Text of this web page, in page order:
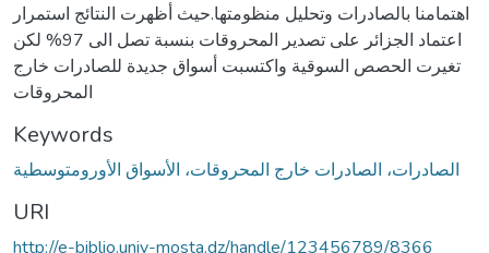
اهتمامنا بالصادرات وتحليل منظومتها.حيث أظهرت النتائج استمرار
اعتماد الجزائر على تصدير المحروقات بنسبة تصل الى 97% لكن
تغيرت الحصص السوقية واكتسبت أسواق جديدة للصادرات خارج
المحروقات
Keywords
الصادرات، الصادرات خارج المحروقات، الأسواق الأورومتوسطية
URI
http://e-biblio.univ-mosta.dz/handle/123456789/8366